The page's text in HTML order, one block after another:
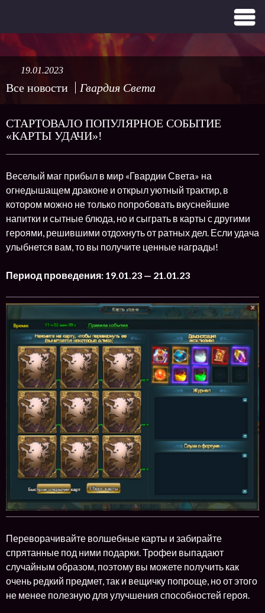
Все новости Гвардия Света
19.01.2023
СТАРТОВАЛО ПОПУЛЯРНОЕ СОБЫТИЕ
«КАРТЫ УДАЧИ»!
Веселый маг прибыл в мир «Гвардии Света» на
огнедышащем драконе и открыл уютный трактир, в
котором можно не только попробовать вкуснейшие
напитки и сытные блюда, но и сыграть в карты с другими
героями, решившими отдохнуть от ратных дел. Если удача
улыбнется вам, то вы получите ценные награды!
Период проведения: 19.01.23 — 21.01.23
Переворачивайте волшебные карты и забирайте
спрятанные под ними подарки. Трофеи выпадают
случайным образом, поэтому вы можете получить как
очень редкий предмет, так и вещичку попроще, но от этого
не менее полезную для улучшения способностей героя.